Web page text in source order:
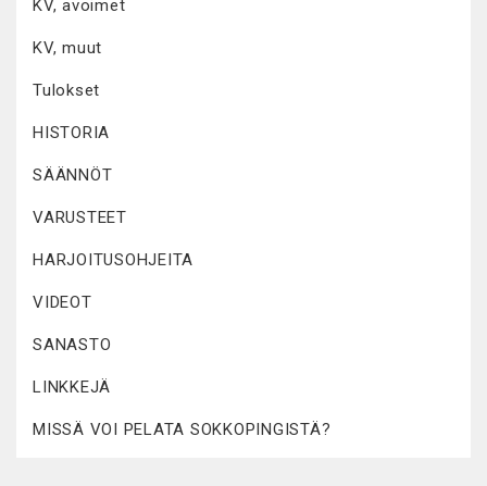
KV, avoimet
KV, muut
Tulokset
HISTORIA
SÄÄNNÖT
VARUSTEET
HARJOITUSOHJEITA
VIDEOT
SANASTO
LINKKEJÄ
MISSÄ VOI PELATA SOKKOPINGISTÄ?